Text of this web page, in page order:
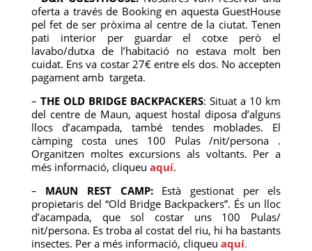
oferta a través de Booking en aquesta GuestHouse
pel fet de ser pròxima al centre de la ciutat. Tenen
pati interior per guardar el cotxe però el
lavabo/dutxa de l’habitació no estava molt ben
cuidat. Ens va costar 27€ entre els dos. No accepten
pagament amb targeta.
– THE OLD BRIDGE BACKPACKERS: Situat a 10 km
del centre de Maun, aquest hostal diposa d’alguns
llocs d’acampada, també tendes moblades. El
càmping costa unes 100 Pulas /nit/persona .
Organitzen moltes excursions als voltants. Per a
més informació, cliqueu aquí.
– MAUN REST CAMP:Està gestionat per els
propietaris del “Old Bridge Backpackers”. És un lloc
d’acampada, que sol costar uns 100 Pulas/
nit/persona. Es troba al costat del riu, hi ha bastants
insectes. Per a més informació, cliqueu aquí.